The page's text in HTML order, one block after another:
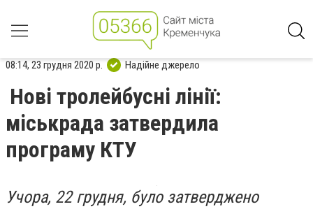
08:14, 23 грудня 2020 р. Надійне джерело
Нові тролейбусні лінії:
міськрада затвердила
програму КТУ
Учора, 22 грудня, було затверджено